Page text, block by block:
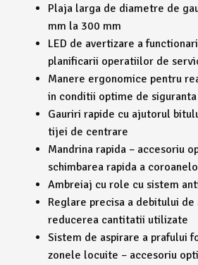
Plaja larga de diametre de
mm la 300 mm
LED de avertizare a
planificarii operatiilor de
Manere ergonomice pentru
in conditii optime de
Gauriri rapide cu ajutorul
tijei de centrare
Mandrina rapida – accesoriu
schimbarea rapida a
Ambreiaj cu role cu sistem
Reglare precisa a debitului de
reducerea cantitatii utilizate
Sistem de aspirare a prafului
zonele locuite – accesoriu